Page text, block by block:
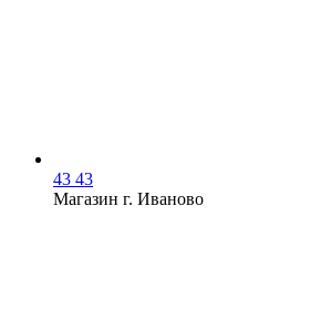
43 43
Магазин г. Иваново